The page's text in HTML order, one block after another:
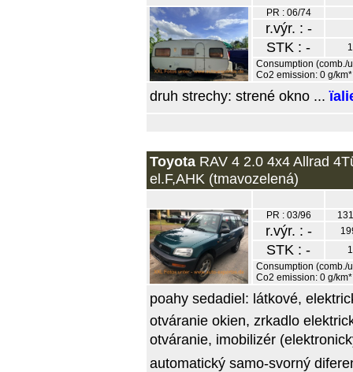
PR : 06/74
r.výr. : -
STK : -
Consumption (comb./
Co2 emission: 0 g/km*
druh strechy: strené okno ...
Toyota RAV 4 2.0 4x4 Allrad
el.F,AHK (tmavozelená)
PR : 03/96
r.výr. : -
STK : -
Consumption (comb./
Co2 emission: 0 g/km*
poahy sedadiel: látkové,
otváranie okien, zrkadlo
otváranie, imobilizér
automatický samo-svorný